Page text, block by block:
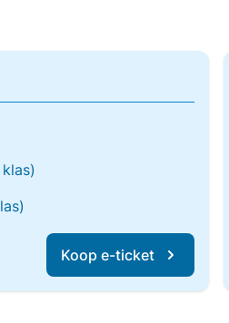
Koop e-ticket